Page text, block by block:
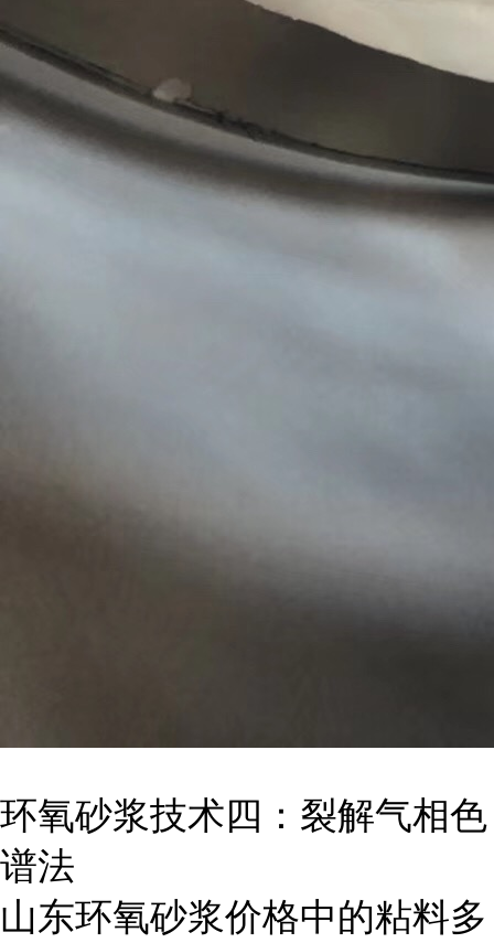
环氧砂浆技术四：裂解气相色
谱法
山东环氧砂浆价格中的粘料多